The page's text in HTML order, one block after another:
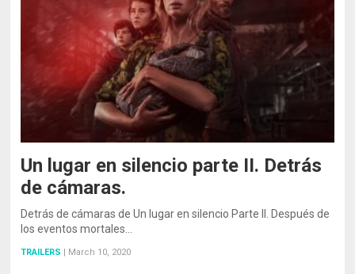
Un lugar en silencio parte II. Detrás
de cámaras.
Detrás de cámaras de Un lugar en silencio Parte II. Después de
los eventos mortales…
TRAILERS March 10, 2020